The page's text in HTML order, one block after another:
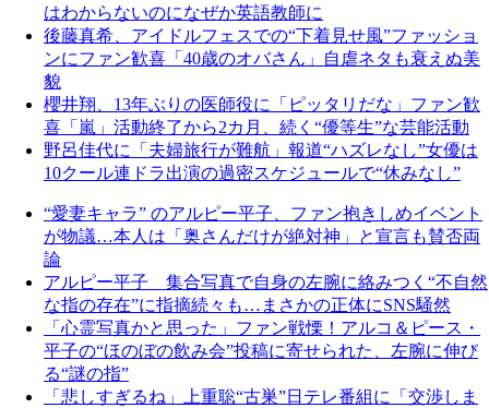
はわからないのになぜか英語教師に
後藤真希、アイドルフェスでの“下着見せ風”ファッショ
ンにファン歓喜「40歳のオバさん」自虐ネタも衰えぬ美
貌
櫻井翔、13年ぶりの医師役に「ピッタリだな」ファン歓
喜「嵐」活動終了から2カ月、続く“優等生”な芸能活動
野呂佳代に「夫婦旅行が難航」報道“ハズレなし”女優は
10クール連ドラ出演の過密スケジュールで“休みなし”
“愛妻キャラ” のアルピー平子、ファン抱きしめイベント
が物議…本人は「奥さんだけが絶対神」と宣言も賛否両
論
アルピー平子 集合写真で自身の左腕に絡みつく“不自然
な指の存在”に指摘続々も…まさかの正体にSNS騒然
「心霊写真かと思った」ファン戦慄！アルコ＆ピース・
平子の“ほのぼの飲み会”投稿に寄せられた、左腕に伸び
る“謎の指”
「悲しすぎるね」上重聡“古巣”日テレ番組に「交渉しま